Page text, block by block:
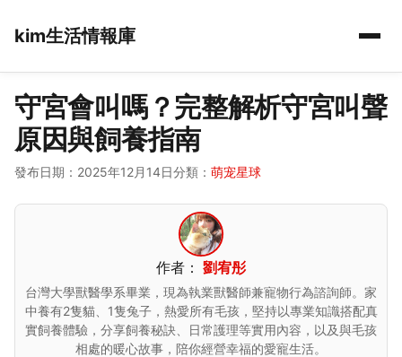
kim生活情報庫
守宮會叫嗎？完整解析守宮叫聲
原因與飼養指南
發布日期：2025年12月14日分類： 萌宠星球
作者： 劉宥彤
台灣大學獸醫學系畢業，現為執業獸醫師兼寵物行為諮詢師。家
中養有2隻貓、1隻兔子，熱愛所有毛孩，堅持以專業知識搭配真
實飼養體驗，分享飼養秘訣、日常護理等實用內容，以及與毛孩
相處的暖心故事，陪你經營幸福的愛寵生活。